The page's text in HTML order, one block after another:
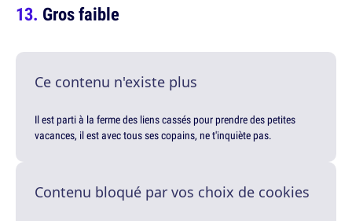
Gros faible
Ce contenu n'existe plus
Il est parti à la ferme des liens cassés pour prendre des petites
vacances, il est avec tous ses copains, ne t'inquiète pas.
Contenu bloqué par vos choix de cookies